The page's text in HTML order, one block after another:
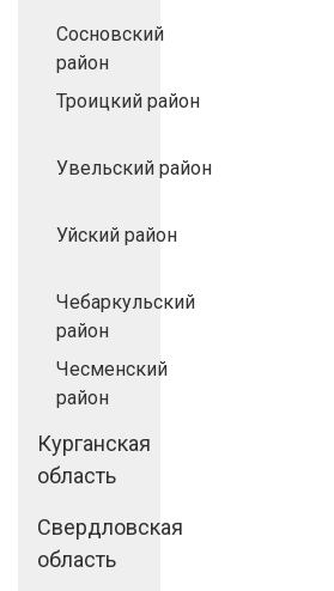
Сосновский
район
Троицкий район
Увельский район
Уйский район
Чебаркульский
район
Чесменский
район
Курганская
область
Свердловская
область